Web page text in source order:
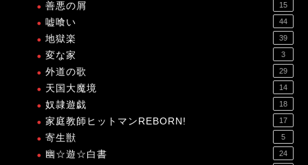
善悪の屑 15
嘘喰い 44
地獄楽 39
変な家 3
外道の歌 29
天国大魔境 14
奴隷遊戯 18
家庭教師ヒットマンREBORN! 17
寄生獣 5
幽☆遊☆白書 24